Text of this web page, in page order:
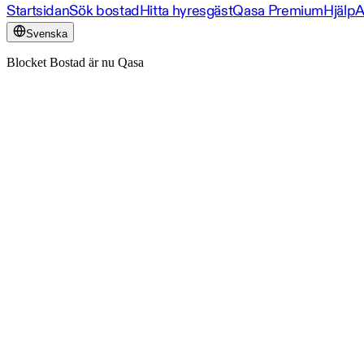
StartsidanSök bostadHitta hyresgästQasa PremiumHjälp
Svenska
Blocket Bostad är nu Qasa